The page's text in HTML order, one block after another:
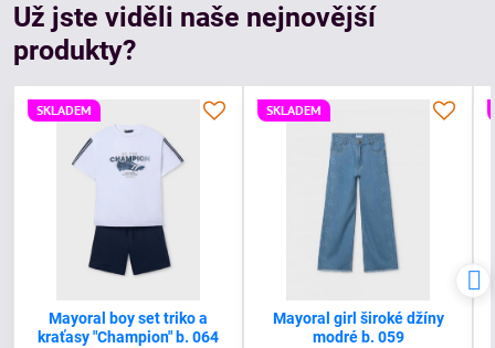
Už jste viděli naše nejnovější
produkty?
SKLADEM
Mayoral boy set triko a
kraťasy "Champion" b. 064
SKLADEM
Mayoral girl široké džíny
modré b. 059